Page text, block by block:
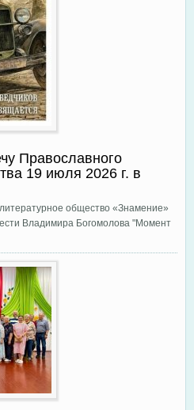
Православного
19 июля 2026 г. в
общество «Знамение»
Владимира Богомолова "Момент